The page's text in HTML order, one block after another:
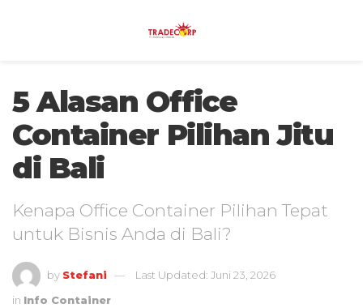
5 Alasan Office
Container Pilihan Jitu
di Bali
Kenapa Office Container Pilihan Tepat
untuk Bisnis Anda di Bali?
by Stefani
Last Updated: Juni 23, 2026
in Info Container